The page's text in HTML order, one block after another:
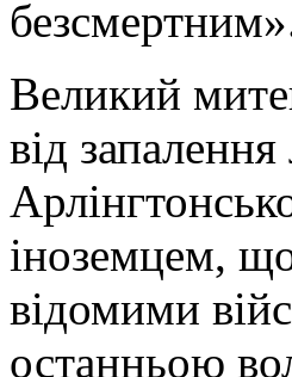
Великий
від
іноземцем,
відомими
останньою